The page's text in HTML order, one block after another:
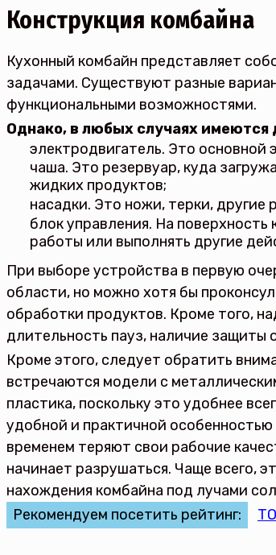
Конструкция комбайна
Кухонный комбайн представляет
задачами. Существуют разные
функциональными возможностями.
Однако, в любых случаях имеются
электродвигатель. Это
чаша. Это резервуар, куда
жидких продуктов;
насадки. Это ножи, терки,
блок управления. На
работы или выполнять другие
При выборе устройства в первую
области, но можно хотя бы
обработки продуктов. Кроме того,
длительность пауз, наличие защиты
Кроме этого, следует обратить
встречаются модели с
пластика, поскольку это удобнее
удобной и практичной
временем теряют свои рабочие
начинает разрушаться. Чаще всего,
нахождения комбайна под лучами
Рекомендуем посетить рейтинг: